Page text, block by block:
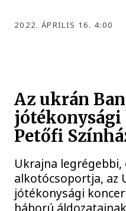
2022. ÁPRILIS 16. 4:00
Az ukrán
jótékonysági
Petőfi
Ukrajna
alkotócsoportja, az
jótékonysági
háború